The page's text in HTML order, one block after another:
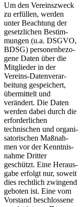
Um den Vereinszweck
zu erfüllen, werden
unter Beachtung der
gesetzlichen Be­stim­
mun­gen (u.a. DSGVO,
BDSG) per­sonen­be­zo­
gene Daten über die
Mitglieder in der
Vereins-Daten­ver­ar­
beitung gespeichert,
übermittelt und
verändert. Die Daten
werden dabei durch die
er­for­der­lichen
technischen und organi­
sa­to­rischen Maß­nah­
men vor der Kennt­nis­
nahme Dritter
geschützt. Eine Heraus­
gabe erfolgt nur, soweit
dies rechtlich zwingend
geboten ist. Eine vom
Vorstand be­schlos­sene